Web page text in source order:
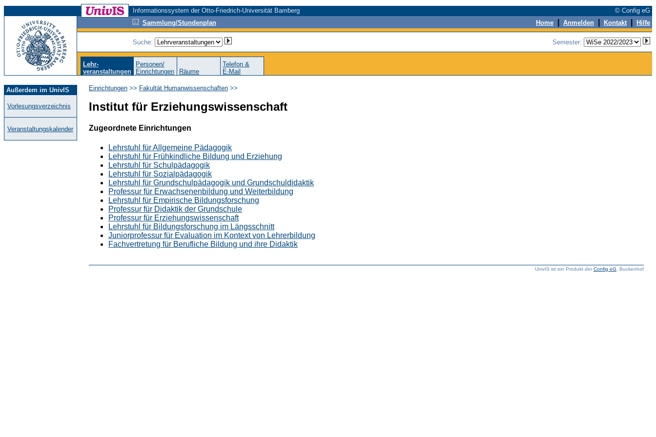
Informationssystem der Otto-Friedrich-Universität Bamberg
© Config eG
Sammlung/Stundenplan
Home Anmelden Kontakt Hilfe
Suche: Semester:
Lehr-
veranstaltungen
Personen/
Einrichtungen
Räume
Telefon &
E-Mail
Außerdem im UnivIS
Vorlesungsverzeichnis
Veranstaltungskalender
Einrichtungen >> Fakultät Humanwissenschaften >>
Institut für Erziehungswissenschaft
Zugeordnete Einrichtungen
Lehrstuhl für Allgemeine Pädagogik
Lehrstuhl für Frühkindliche Bildung und Erziehung
Lehrstuhl für Schulpädagogik
Lehrstuhl für Sozialpädagogik
Lehrstuhl für Grundschulpädagogik und Grundschuldidaktik
Professur für Erwachsenenbildung und Weiterbildung
Lehrstuhl für Empirische Bildungsforschung
Professur für Didaktik der Grundschule
Professur für Erziehungswissenschaft
Lehrstuhl für Bildungsforschung im Längsschnitt
Juniorprofessur für Evaluation im Kontext von Lehrerbildung
Fachvertretung für Berufliche Bildung und ihre Didaktik
UnivIS ist ein Produkt derConfig eG , Buckenhof